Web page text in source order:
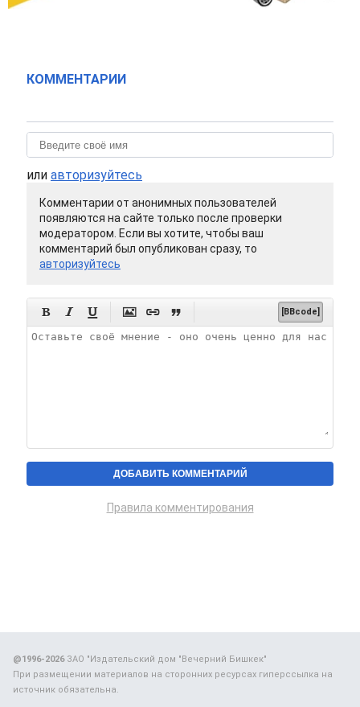
КОММЕНТАРИИ
или авторизуйтесь
Комментарии от анонимных пользователей
появляются на сайте только после проверки
модератором. Если вы хотите, чтобы ваш
комментарий был опубликован сразу, то
авторизуйтесь
      [BBcode]
Правила комментирования
@1996-2026ЗАО "Издательский дом "Вечерний Бишкек"
При размещении материалов на сторонних ресурсах гиперссылка на
источник обязательна.